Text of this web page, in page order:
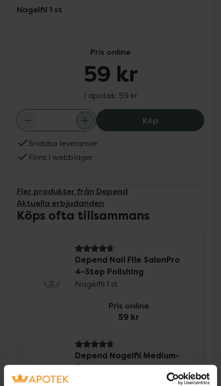
Nagelfil 1 st
Pris online
59 kr
I apotek: 59 kr
KöpDepend Nail
Snabba leveranser
Finns i webblager
Fler produkter från Depend
Aktuella erbjudanden
Köps ofta tillsammans
4.8 av 5 i omdöme
Depend Nail File SalonPro
4-Step Polishing
Nagelfil 1 st
Pris online
59 kr
4.8 av 5 i omdöme
Depend Nagelfil Medium-
fin